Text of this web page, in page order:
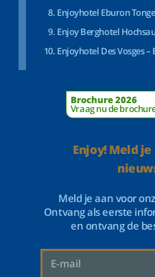
Enjoyhotel Eburon
Enjoy Berghotel
Enjoyhotel Des Vosges –
Brochure 2026
Vraag nu de
Enjoy! Meld
Meld je aan voor
Ontvang als eerste
en ontvang de